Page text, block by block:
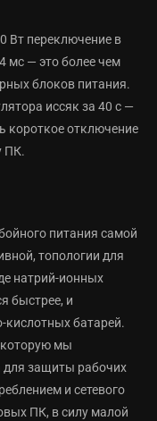
Вт переключение в
мс — это более чем
блоков питания.
иссяк за 40 с —
короткое отключение
ПК.
питания самой
топологии для
натрий-ионных
быстрее, и
батарей.
мы
для защиты рабочих
и сетевого
ПК, в силу малой